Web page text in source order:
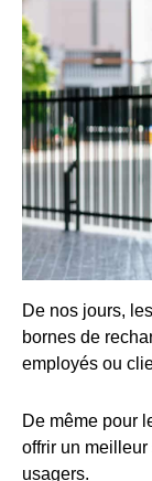
De nos jours,
bornes de
employés ou
De même pour
offrir un
usagers.